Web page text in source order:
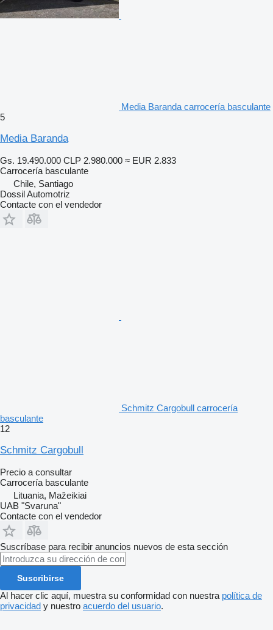
Media Baranda carrocería basculante
5
Media Baranda
Gs. 19.490.000 CLP 2.980.000 ≈ EUR 2.833
Carrocería basculante
Chile, Santiago
Dossil Automotriz
Contacte con el vendedor
Schmitz Cargobull carrocería
basculante
12
Schmitz Cargobull
Precio a consultar
Carrocería basculante
Lituania, Mažeikiai
UAB "Svaruna"
Contacte con el vendedor
Suscríbase para recibir anuncios nuevos de esta sección
Suscribirse
Al hacer clic aquí, muestra su conformidad con nuestra política de
privacidad y nuestro acuerdo del usuario.